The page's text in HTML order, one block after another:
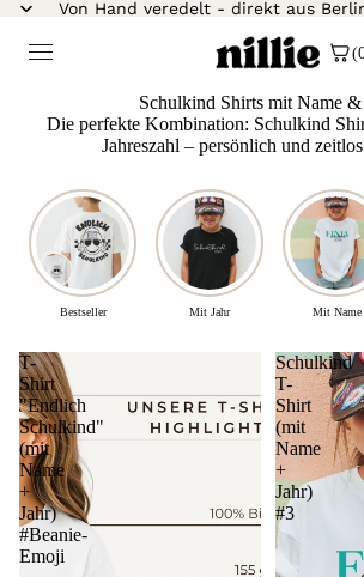
Von Hand veredelt - direkt aus
Schulkind Shirts mit Name &
Die perfekte Kombination: Schulkind
Jahreszahl – persönlich und
Bestseller Mit Jahr Mit Name
T-
Shirt
"Endlich
Schulkind"
(mit
Name
+
Jahr)
#Beanie-
Emoji
Schulkind
T-
Shirt
(mit
Name
+
Jahr)
#3